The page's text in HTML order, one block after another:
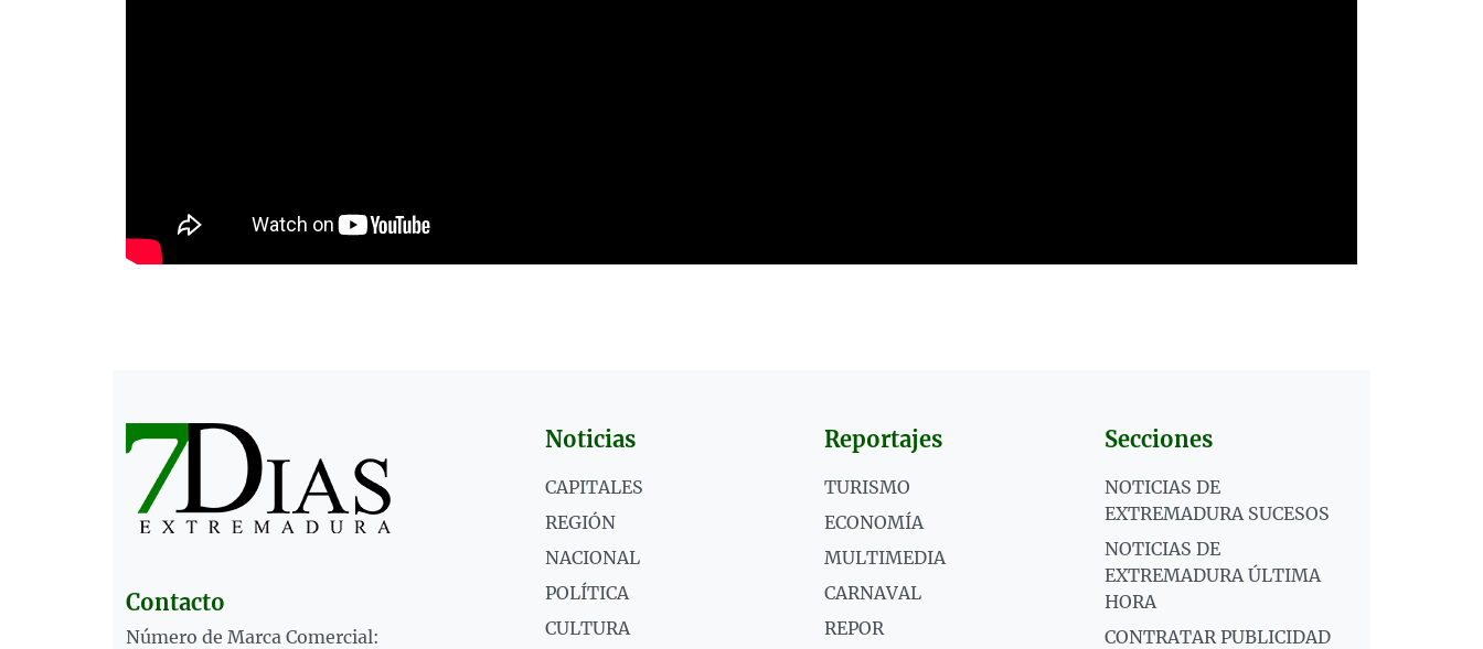
Contacto
Número de Marca Comercial:
Noticias
CAPITALES
REGIÓN
NACIONAL
POLÍTICA
CULTURA
Reportajes
TURISMO
ECONOMÍA
MULTIMEDIA
CARNAVAL
REPOR
Secciones
NOTICIAS DE
EXTREMADURA SUCESOS
NOTICIAS DE
EXTREMADURA ÚLTIMA
HORA
CONTRATAR PUBLICIDAD